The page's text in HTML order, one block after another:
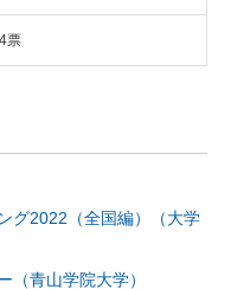
票
グ2022（全国編）（大学
（青山学院大学）